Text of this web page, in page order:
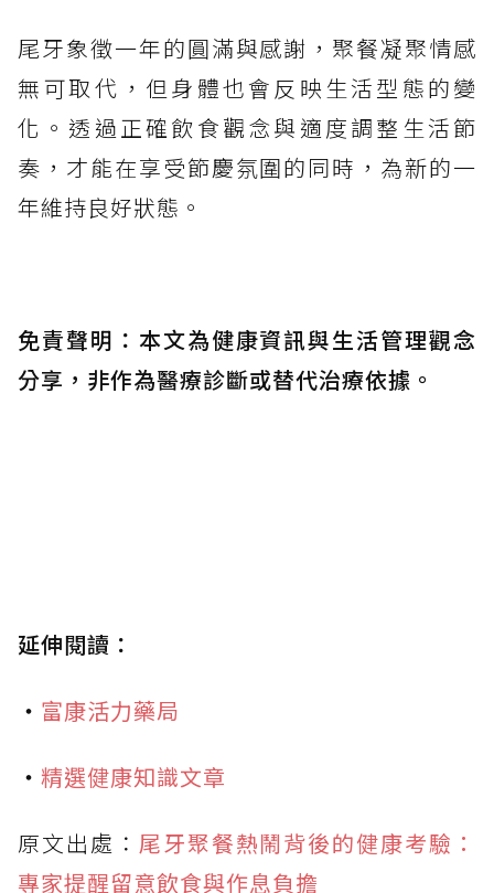
尾牙象徵一年的圓滿與感謝，聚餐凝聚情感
無可取代，但身體也會反映生活型態的變
化。透過正確飲食觀念與適度調整生活節
奏，才能在享受節慶氛圍的同時，為新的一
年維持良好狀態。
免責聲明：本文為健康資訊與生活管理觀念
分享，非作為醫療診斷或替代治療依據。
延伸閱讀：
・ 富康活力藥局
・ 精選健康知識文章
原文出處： 尾牙聚餐熱鬧背後的健康考驗：
專家提醒留意飲食與作息負擔